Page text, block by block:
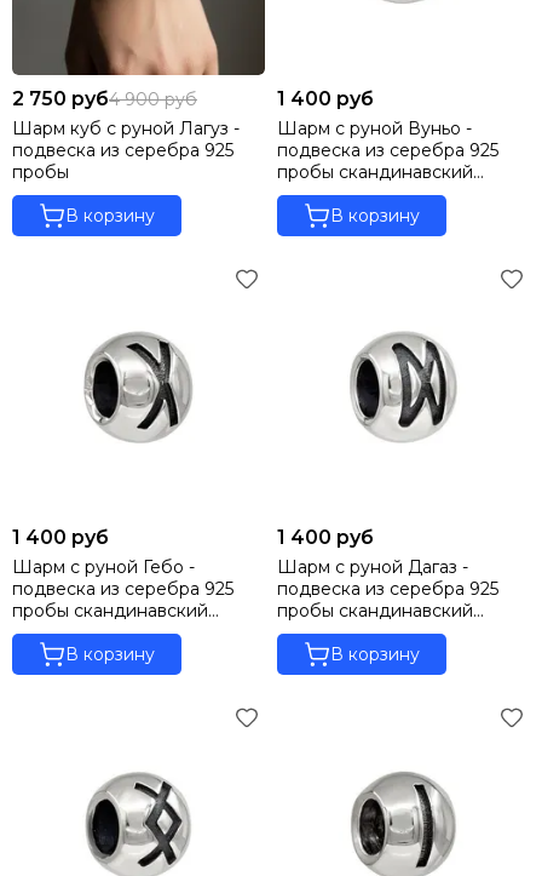
2 750 руб4 900 руб
Шарм куб с руной Лагуз -
подвеска из серебра 925
пробы
В корзину
1 400 руб
Шарм с руной Вуньо -
подвеска из серебра 925
пробы скандинавский
оберег
В корзину
1 400 руб
Шарм с руной Гебо -
подвеска из серебра 925
пробы скандинавский
оберег
В корзину
1 400 руб
Шарм с руной Дагаз -
подвеска из серебра 925
пробы скандинавский
оберег
В корзину